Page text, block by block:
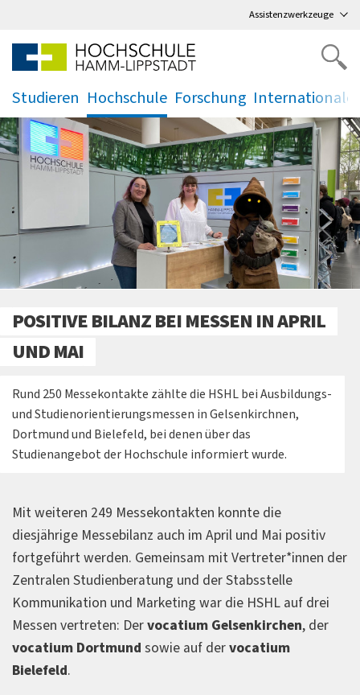
Assistenzwerkzeuge
Studieren
.
Hochschule
.
Forschung
. .
POSITIVE BILANZ BEI MESSEN IN APRIL
UND MAI
Rund 250 Messekontakte zählte die HSHL bei Ausbildungs-
und Studienorientierungsmessen in Gelsenkirchnen,
Dortmund und Bielefeld, bei denen über das
Studienangebot der Hochschule informiert wurde.
Mit weiteren 249 Messekontakten konnte die
diesjährige Messebilanz auch im April und Mai positiv
fortgeführt werden. Gemeinsam mit Vertreter*innen der
Zentralen Studienberatung und der Stabsstelle
Kommunikation und Marketing war die HSHL auf drei
Messen vertreten: Dervocatium Gelsenkirchen, der
vocatium Dortmund sowie auf dervocatium
Bielefeld.